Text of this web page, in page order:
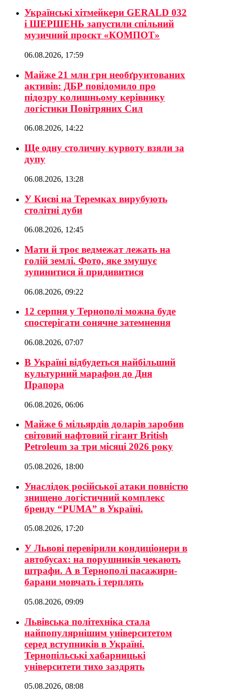
Українські хітмейкери GERALD 032
і ШЕРШЕНЬ запустили спільний
музичний проєкт «КОМПОТ»
06.08.2026, 17:59
Майже 21 млн грн необґрунтованих
активів: ДБР повідомило про
підозру колишньому керівнику
логістики Повітряних Сил
06.08.2026, 14:22
Ще одну столичну курвоту взяли за
дупу
06.08.2026, 13:28
У Києві на Теремках вирубують
столітні дуби
06.08.2026, 12:45
Мати й троє ведмежат лежать на
голій землі. Фото, яке змушує
зупинитися й придивитися
06.08.2026, 09:22
12 серпня у Тернополі можна буде
спостерігати сонячне затемнення
06.08.2026, 07:07
В Україні відбудеться найбільший
культурний марафон до Дня
Прапора
06.08.2026, 06:06
Майже 6 мільярдів доларів заробив
світовий нафтовий гігант British
Petroleum за три місяці 2026 року
05.08.2026, 18:00
Унаслідок російської атаки повністю
знищено логістичний комплекс
бренду “PUMA” в Україні.
05.08.2026, 17:20
У Львові перевірили кондиціонери в
автобусах: на порушників чекають
штрафи. А в Тернополі пасажири-
барани мовчать і терплять
05.08.2026, 09:09
Львівська політехніка стала
найпопулярнішим університетом
серед вступників в Україні.
Тернопільські хабарницькі
університети тихо заздрять
05.08.2026, 08:08